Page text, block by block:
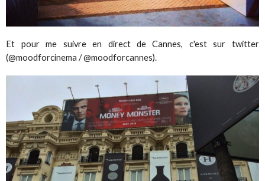
Et pour me suivre en direct de Cannes, c'est sur twitter
(@moodforcinema / @moodforcannes).